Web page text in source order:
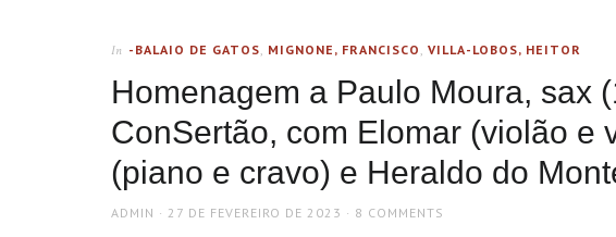
In -BALAIO DE GATOS MIGNONE, FRANCISCO VILLA-LOBOS, HEITOR
Homenagem a Paulo Moura, sax
ConSertão, com Elomar (violão e
(piano e cravo) e Heraldo do
AUTHOR
ADMIN
POSTED
27 DE FEVEREIRO DE 2023 8 COMMENTS